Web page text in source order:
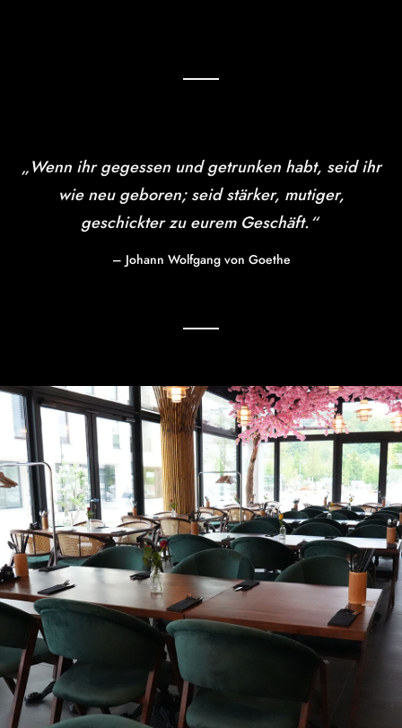
„Wenn ihr gegessen und getrunken habt, seid ihr
wie neu geboren; seid stärker, mutiger,
geschickter zu eurem Geschäft.“
– Johann Wolfgang von Goethe